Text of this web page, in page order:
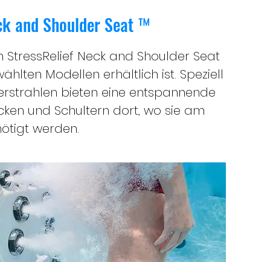
and Shoulder Seat ™
StressRelief Neck and Shoulder Seat
Modellen erhältlich ist. Speziell
bieten eine entspannende
und Schultern dort, wo sie am
werden.